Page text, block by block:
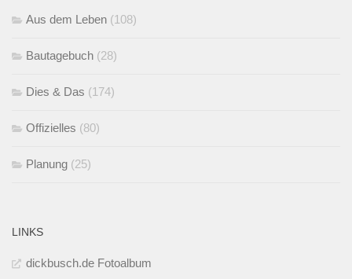
Aus dem Leben (108)
Bautagebuch (28)
Dies & Das (174)
Offizielles (80)
Planung (25)
LINKS
dickbusch.de Fotoalbum